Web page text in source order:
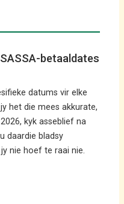
betaaldates
datums vir elke
het die mees akkurate,
kyk asseblief na
daardie bladsy
nie hoef te raai nie.